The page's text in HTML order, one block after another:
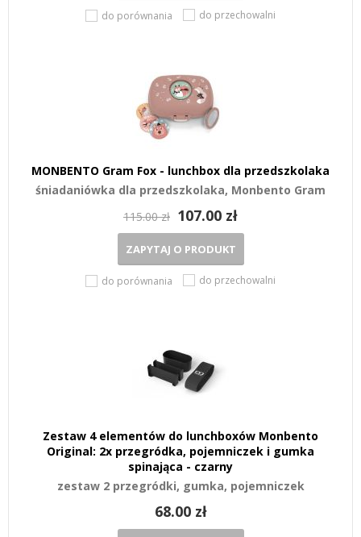
do porównania do przechowalni
MONBENTO Gram Fox - lunchbox dla przedszkolaka
śniadaniówka dla przedszkolaka, Monbento Gram
115.00 zł 107.00 zł
ZAPYTAJ O PRODUKT
do porównania do przechowalni
Zestaw 4 elementów do lunchboxów Monbento
Original: 2x przegródka, pojemniczek i gumka
spinająca - czarny
zestaw 2 przegródki, gumka, pojemniczek
68.00 zł